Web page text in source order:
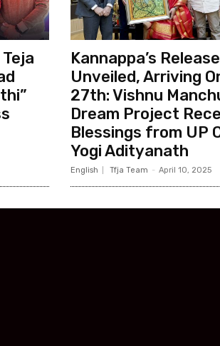
Kannappa’s
Unveiled, Arriving
27th: Vishnu
Dream Project
Blessings from UP
Yogi Adityanath
English Tfja Team - April 10, 2025